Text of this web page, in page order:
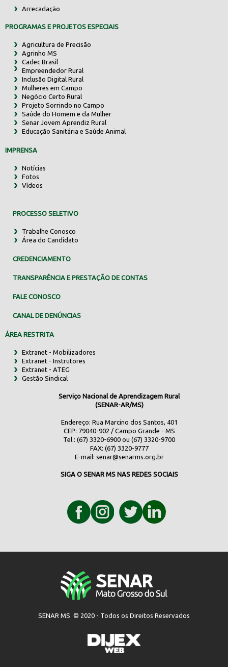
Arrecadação
PROGRAMAS E PROJETOS ESPECIAIS
Agricultura de Precisão
Agrinho MS
Cadec Brasil
Empreendedor Rural
Inclusão Digital Rural
Mulheres em Campo
Negócio Certo Rural
Projeto Sorrindo no Campo
Saúde do Homem e da Mulher
Senar Jovem Aprendiz Rural
Educação Sanitária e Saúde Animal
IMPRENSA
Notícias
Fotos
Vídeos
PROCESSO SELETIVO
Trabalhe Conosco
Área do Candidato
CREDENCIAMENTO
TRANSPARÊNCIA E PRESTAÇÃO DE CONTAS
FALE CONOSCO
CANAL DE DENÚNCIAS
ÁREA RESTRITA
Extranet - Mobilizadores
Extranet - Instrutores
Extranet - ATEG
Gestão Sindical
Serviço Nacional de Aprendizagem Rural
(SENAR-AR/MS)
Endereço: Rua Marcino dos Santos, 401
CEP: 79040-902 / Campo Grande - MS
Tel.: (67) 3320-6900 ou (67) 3320-9700
FAX: (67) 3320-9777
E-mail: senar@senarms.org.br
SIGA O SENAR MS NAS REDES SOCIAIS
SENAR MS © 2020 - Todos os Direitos Reservados